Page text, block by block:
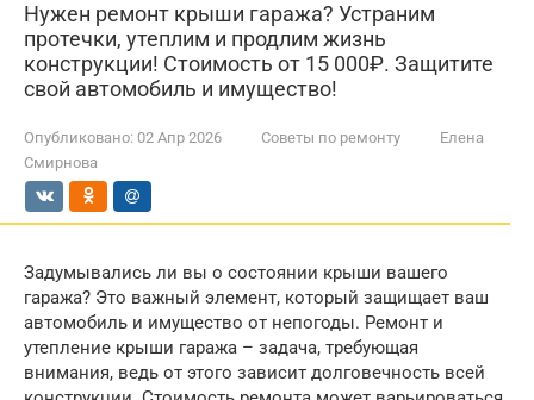
Нужен ремонт крыши гаража? Устраним
протечки, утеплим и продлим жизнь
конструкции! Стоимость от 15 000₽. Защитите
свой автомобиль и имущество!
Опубликовано: 02 Апр 2026 Советы по ремонту
Елена
Смирнова
Задумывались ли вы о состоянии крыши вашего
гаража? Это важный элемент, который защищает ваш
автомобиль и имущество от непогоды. Ремонт и
утепление крыши гаража – задача, требующая
внимания, ведь от этого зависит долговечность всей